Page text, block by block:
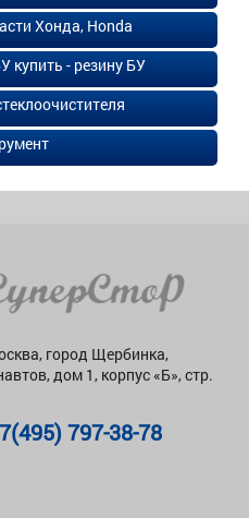
Хонда, Honda
купить - резину БУ
город Щербинка,
дом 1, корпус «Б», стр.
797-38-78